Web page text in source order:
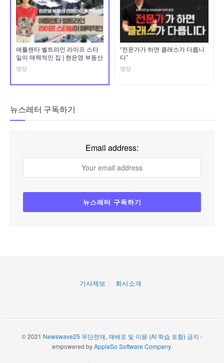
애틀랜타 벨트라인 라이프 스타
일이 매력적인 집 | 현은영 부동산
영상
“전문가가 하면 클래스가 다릅니
다”
영상
뉴스레터 구독하기
Email address:
기사제보 회사소개
© 2021 Newswave25 무단전재, 재배포 및 이용 (AI 학습 포함) 금지 -
empowered byApplaSo Software Company.